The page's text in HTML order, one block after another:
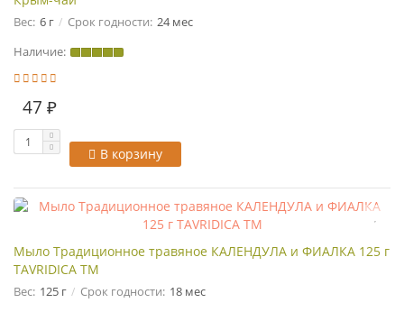
Вес: 6 г Срок годности: 24 мес
Наличие:
47 ₽
В корзину
Мыло Традиционное травяное КАЛЕНДУЛА и ФИАЛКА 125 г
TAVRIDICA ТМ
Вес: 125 г Срок годности: 18 мес